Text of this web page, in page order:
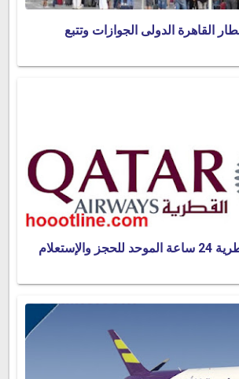
القاهرة الدولى الجوازات وتتبع
رقم الخطوط القطرية 24 ساعة الموحد للحجز والإستعلام